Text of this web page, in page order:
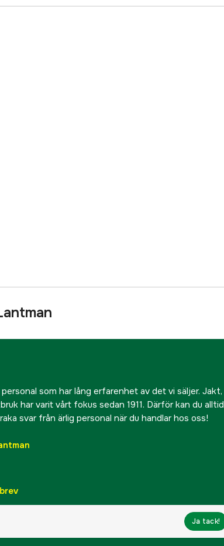
som har lång erfarenhet av det vi säljer. Jakt,
har varit vårt fokus sedan 1911. Därför kan du alltid
svar från ärlig personal när du handlar hos oss!
Ja tack!